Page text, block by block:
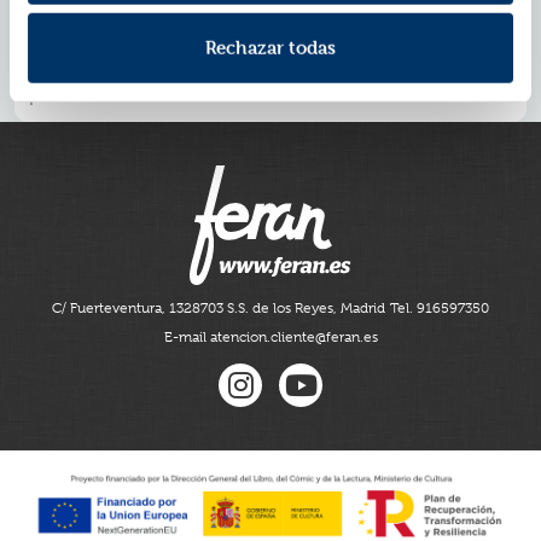
Rechazar todas
a menudo, mediante el control de una serie de puntos
C/ Fuerteventura, 1328703 S.S. de los Reyes, Madrid Tel. 916597350
E-mail atencion.cliente@feran.es